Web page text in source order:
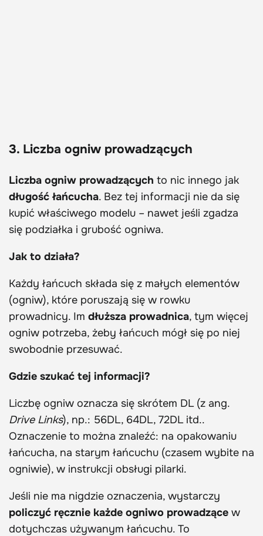
3. Liczba ogniw prowadzących
Liczba ogniw prowadzących to nic innego jak
długość łańcucha. Bez tej informacji nie da się
kupić właściwego modelu – nawet jeśli zgadza
się podziałka i grubość ogniwa.
Jak to działa?
Każdy łańcuch składa się z małych elementów
(ogniw), które poruszają się w rowku
prowadnicy. Im dłuższa prowadnica, tym więcej
ogniw potrzeba, żeby łańcuch mógł się po niej
swobodnie przesuwać.
Gdzie szukać tej informacji?
Liczbę ogniw oznacza się skrótem DL (z ang.
Drive Links), np.: 56DL, 64DL, 72DL itd..
Oznaczenie to można znaleźć: na opakowaniu
łańcucha, na starym łańcuchu (czasem wybite na
ogniwie), w instrukcji obsługi pilarki.
Jeśli nie ma nigdzie oznaczenia, wystarczy
policzyć ręcznie każde ogniwo prowadzące w
dotychczas używanym łańcuchu. To